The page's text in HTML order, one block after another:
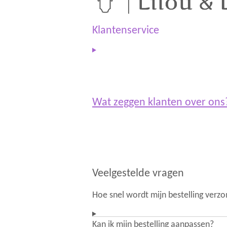
g
a
p
Klantenservice
Wat zeggen klanten over
Veelgestelde vragen
Hoe snel wordt mijn bestelling
Kan ik mijn bestelling aanpassen?